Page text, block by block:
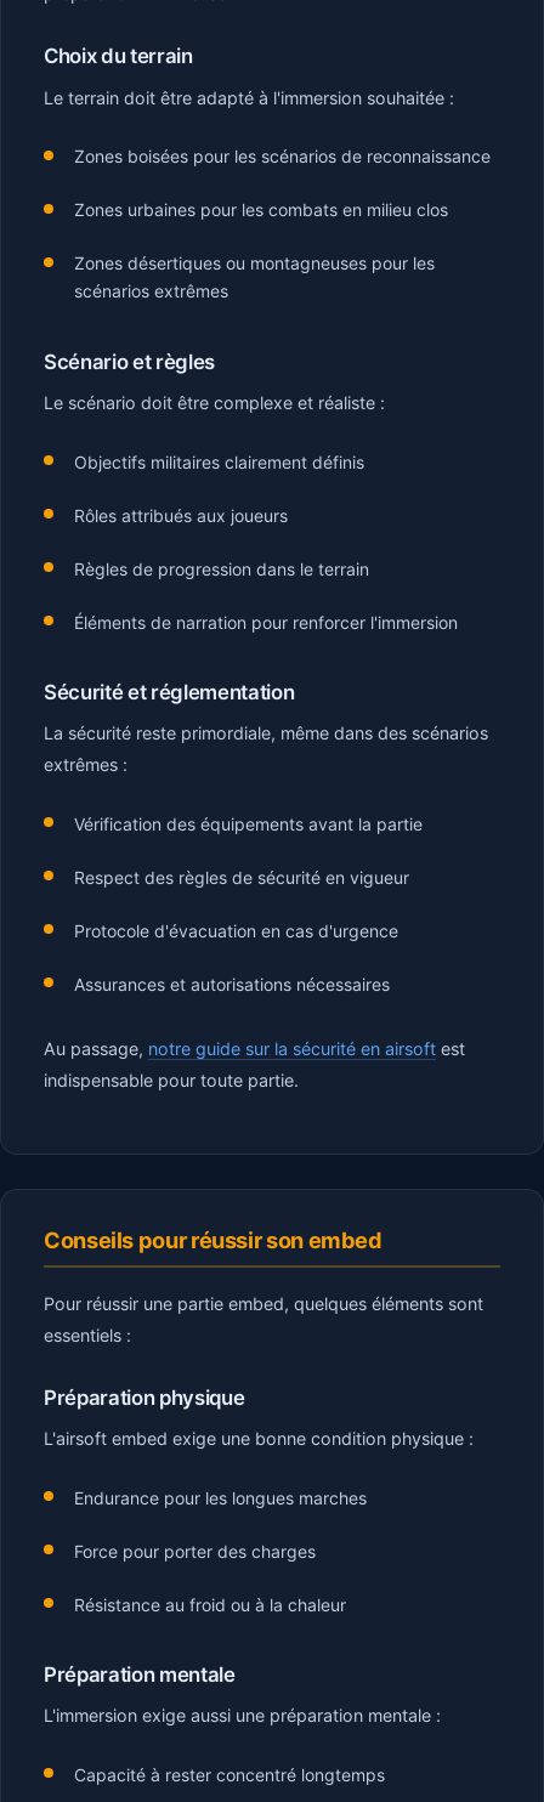
Choix du terrain
Le terrain doit être adapté à l'immersion souhaitée :
Zones boisées pour les scénarios de reconnaissance
Zones urbaines pour les combats en milieu clos
Zones désertiques ou montagneuses pour les
scénarios extrêmes
Scénario et règles
Le scénario doit être complexe et réaliste :
Objectifs militaires clairement définis
Rôles attribués aux joueurs
Règles de progression dans le terrain
Éléments de narration pour renforcer l'immersion
Sécurité et réglementation
La sécurité reste primordiale, même dans des scénarios
extrêmes :
Vérification des équipements avant la partie
Respect des règles de sécurité en vigueur
Protocole d'évacuation en cas d'urgence
Assurances et autorisations nécessaires
Au passage, notre guide sur la sécurité en airsoft est
indispensable pour toute partie.
Conseils pour réussir son embed
Pour réussir une partie embed, quelques éléments sont
essentiels :
Préparation physique
L'airsoft embed exige une bonne condition physique :
Endurance pour les longues marches
Force pour porter des charges
Résistance au froid ou à la chaleur
Préparation mentale
L'immersion exige aussi une préparation mentale :
Capacité à rester concentré longtemps